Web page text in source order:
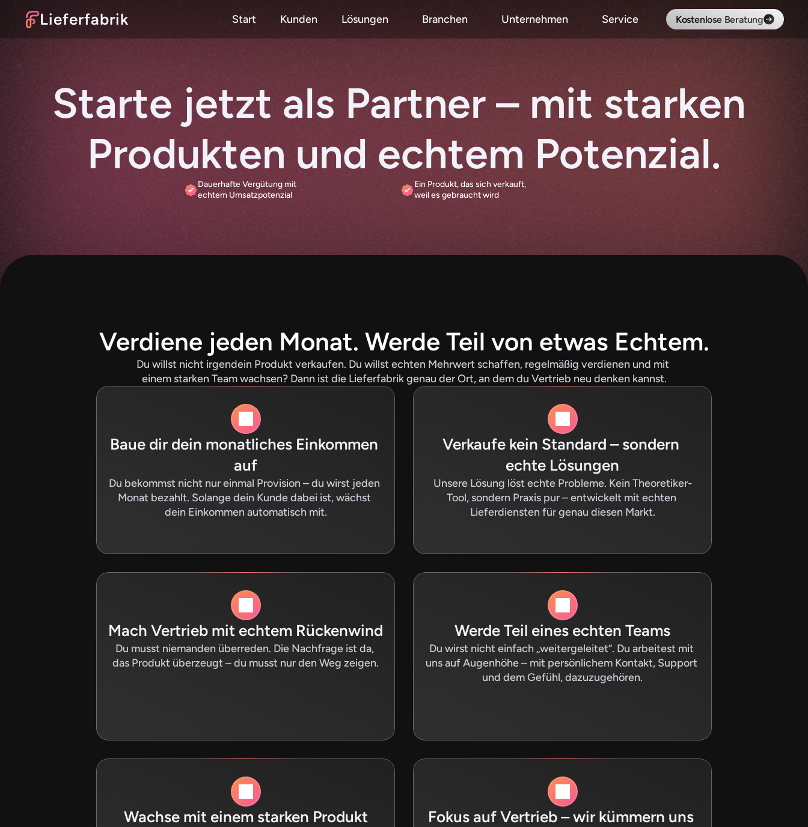
Starte jetzt als Partner – mit starken
Produkten und echtem Potenzial.
Dauerhafte Vergütung mit
echtem Umsatzpotenzial
Ein Produkt, das sich verkauft,
weil es gebraucht wird
Verdiene jeden Monat. Werde Teil von etwas Echtem.
Du willst nicht irgendein Produkt verkaufen. Du willst echten Mehrwert schaffen, regelmäßig verdienen und mit
einem starken Team wachsen? Dann ist die Lieferfabrik genau der Ort, an dem du Vertrieb neu denken kannst.
Baue dir dein monatliches Einkommen
auf
Du bekommst nicht nur einmal Provision – du wirst jeden
Monat bezahlt. Solange dein Kunde dabei ist, wächst
dein Einkommen automatisch mit.
Verkaufe kein Standard – sondern
echte Lösungen
Unsere Lösung löst echte Probleme. Kein Theoretiker-
Tool, sondern Praxis pur – entwickelt mit echten
Lieferdiensten für genau diesen Markt.
Mach Vertrieb mit echtem Rückenwind
Du musst niemanden überreden. Die Nachfrage ist da,
das Produkt überzeugt – du musst nur den Weg zeigen.
Werde Teil eines echten Teams
Du wirst nicht einfach „weitergeleitet“. Du arbeitest mit
uns auf Augenhöhe – mit persönlichem Kontakt, Support
und dem Gefühl, dazuzugehören.
Wachse mit einem starken Produkt
Fokus auf Vertrieb – wir kümmern uns
Lieferfabrik Start Kunden Lösungen Branchen Unternehmen Service Kostenlose Beratung